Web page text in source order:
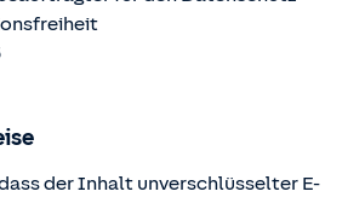
der Inhalt unverschlüsselter E-